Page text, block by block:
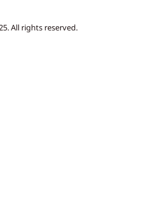
All rights reserved.